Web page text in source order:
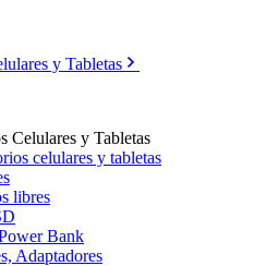
y Tabletas
Celulares y Tabletas
celulares y tabletas
libres
Bank
Adaptadores